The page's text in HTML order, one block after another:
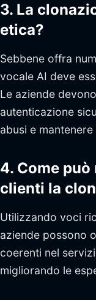
3. La
etica?
Sebbene offra
vocale AI deve
Le aziende
autenticazione
abusi e
4. Come
clienti la
Utilizzando voci
aziende possono
coerenti nel
migliorando le